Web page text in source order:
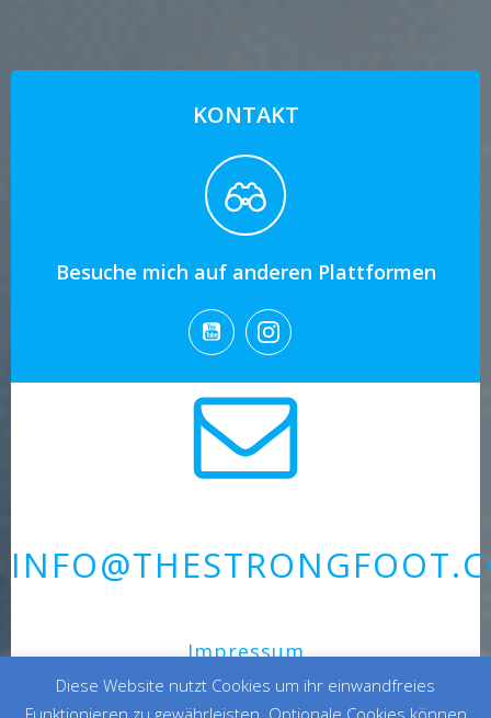
KONTAKT
Besuche mich auf anderen Plattformen
Impressum
Diese Website nutzt Cookies um ihr einwandfreies